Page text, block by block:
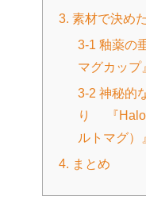
3. 素材で決め
3-1 釉薬の
マグカップ
3-2 神秘的
り 『Halo
ルトマグ）
4. まとめ